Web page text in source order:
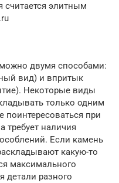
считается элитным
двумя способами:
вид) и впритык
Некоторые виды
только одним
поинтересоваться при
требует наличия
Если камень
какую-то
максимального
детали разного